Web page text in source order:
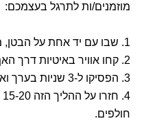
מוזמנים/ות לתרגל בעצמכם:
1. שבו עם יד אחת על הבטן, מתחת לטבור.
2. קחו אוויר באיטיות דרך האף וחושו איך הבטן מתרחבת.
3. הפסיקו ל-3 שניות בערך ואז נפשו באיטיות דרך הפה.
חולפים.